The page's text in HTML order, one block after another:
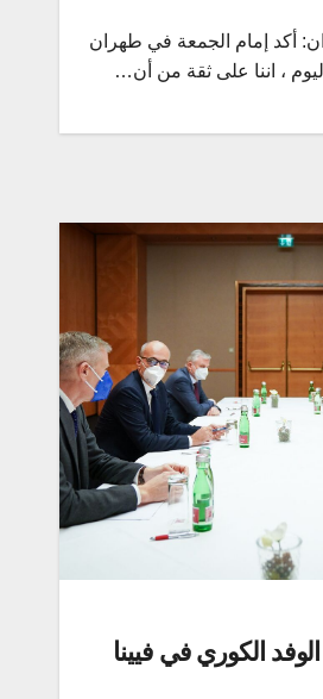
أكد إمام الجمعة في طهران
، اننا على ثقة من أن…
الكوري في فيينا